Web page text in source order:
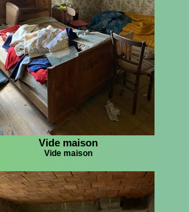
Vide maison
Vide maison